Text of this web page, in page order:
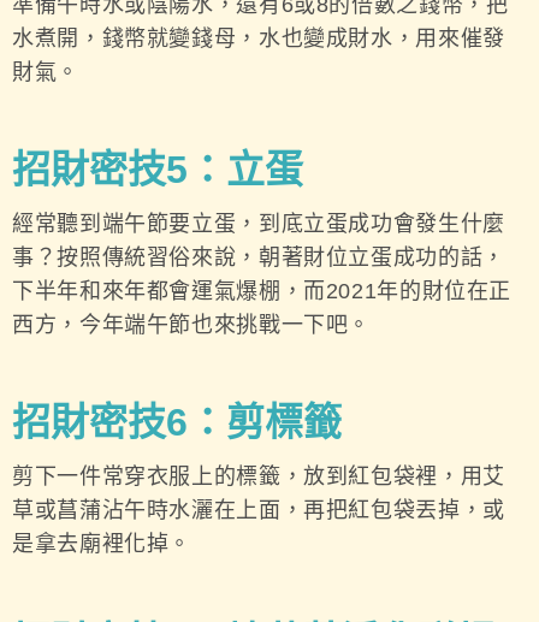
水煮開，錢幣就變錢母，水也變成財水，用來催發
財氣。
招財密技5：立蛋
經常聽到端午節要立蛋，到底立蛋成功會發生什麼
事？按照傳統習俗來說，朝著財位立蛋成功的話，
下半年和來年都會運氣爆棚，而2021年的財位在正
西方，今年端午節也來挑戰一下吧。
招財密技6：剪標籤
剪下一件常穿衣服上的標籤，放到紅包袋裡，用艾
草或菖蒲沾午時水灑在上面，再把紅包袋丟掉，或
是拿去廟裡化掉。